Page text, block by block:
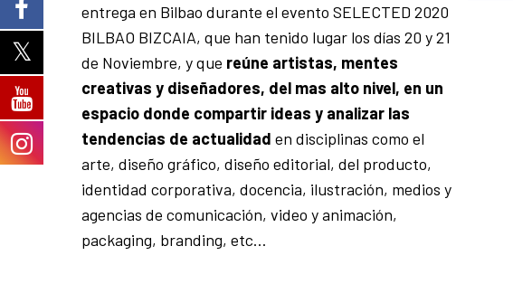
entrega en Bilbao durante el evento SELECTED 2020
BILBAO BIZCAIA, que han tenido lugar los días 20 y 21
de Noviembre, y que reúne artistas, mentes
creativas y diseñadores, del mas alto nivel, en un
espacio donde compartir ideas y analizar las
tendencias de actualidad en disciplinas como el
arte, diseño gráfico, diseño editorial, del producto,
identidad corporativa, docencia, ilustración, medios y
agencias de comunicación, video y animación,
packaging, branding, etc…